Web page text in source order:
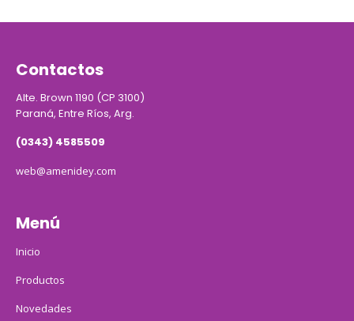
Contactos
Alte. Brown 1190 (CP 3100)
Paraná, Entre Ríos, Arg.
(0343) 4585509
web@amenidey.com
Menú
Inicio
Productos
Novedades